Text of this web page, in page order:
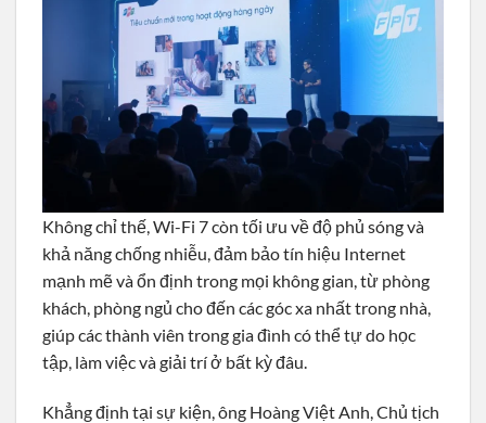
Không chỉ thế, Wi-Fi 7 còn tối ưu về độ phủ sóng và
khả năng chống nhiễu, đảm bảo tín hiệu Internet
mạnh mẽ và ổn định trong mọi không gian, từ phòng
khách, phòng ngủ cho đến các góc xa nhất trong nhà,
giúp các thành viên trong gia đình có thể tự do học
tập, làm việc và giải trí ở bất kỳ đâu.
Khẳng định tại sự kiện, ông Hoàng Việt Anh, Chủ tịch